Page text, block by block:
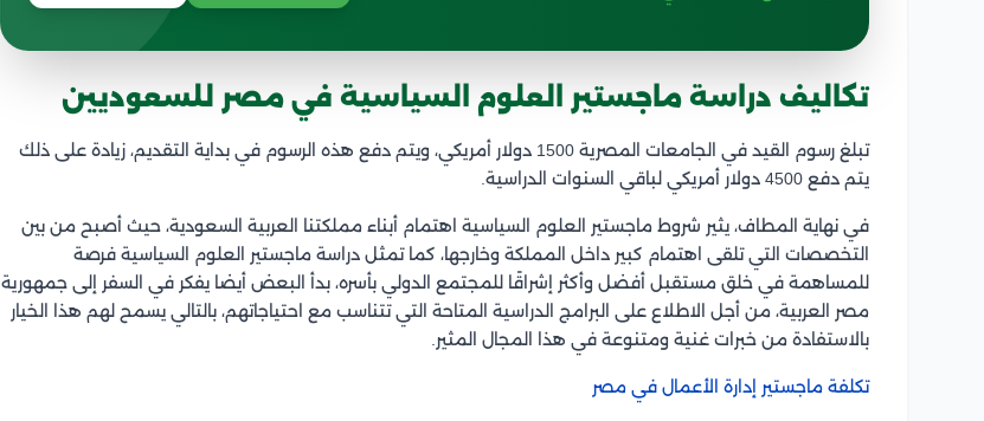
تكاليف دراسة ماجستير العلوم السياسية في مصر للسعوديين
تبلغ رسوم القيد في الجامعات المصرية 1500 دولار أمريكي، ويتم دفع هذه الرسوم في بداية التقديم، زيادة على ذلك
يتم دفع 4500 دولار أمريكي لباقي السنوات الدراسية.
في نهاية المطاف، يثير شروط ماجستير العلوم السياسية اهتمام أبناء مملكتنا العربية السعودية، حيث أصبح من بين
التخصصات التي تلقى اهتمام كبير داخل المملكة وخارجها، كما تمثل دراسة ماجستير العلوم السياسية فرصة
للمساهمة في خلق مستقبل أفضل وأكثر إشراقًا للمجتمع الدولي بأسره، بدأ البعض أيضا يفكر في السفر إلى جمهورية
مصر العربية، من أجل الاطلاع على البرامج الدراسية المتاحة التي تتناسب مع احتياجاتهم، بالتالي يسمح لهم هذا الخيار
بالاستفادة من خبرات غنية ومتنوعة في هذا المجال المثير.
تكلفة ماجستير إدارة الأعمال في مصر